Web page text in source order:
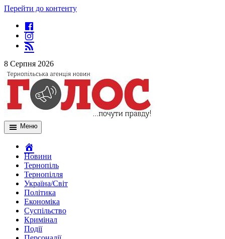
Перейти до контенту
8 Серпня 2026
Меню
Новини
Тернопіль
Тернопілля
Україна/Світ
Політика
Економіка
Суспільство
Кримінал
Події